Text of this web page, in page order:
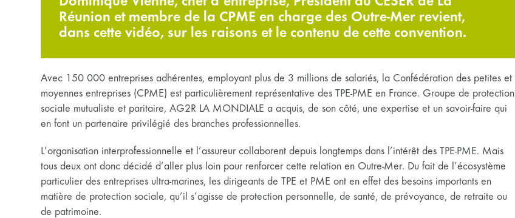
Réunion et membre de la CPME en charge des Outre-Mer revient,
dans cette vidéo, sur les raisons et le contenu de cette convention.
Avec 150 000 entreprises adhérentes, employant plus de 3 millions de salariés, la Confédération des petites et
moyennes entreprises (CPME) est particulièrement représentative des TPE-PME en France. Groupe de protection
sociale mutualiste et paritaire, AG2R LA MONDIALE a acquis, de son côté, une expertise et un savoir-faire qui
en font un partenaire privilégié des branches professionnelles.
L’organisation interprofessionnelle et l’assureur collaborent depuis longtemps dans l’intérêt des TPE-PME. Mais
tous deux ont donc décidé d’aller plus loin pour renforcer cette relation en Outre-Mer. Du fait de l’écosystème
particulier des entreprises ultra-marines, les dirigeants de TPE et PME ont en effet des besoins importants en
matière de protection sociale, qu’il s’agisse de protection personnelle, de santé, de prévoyance, de retraite ou
de patrimoine.